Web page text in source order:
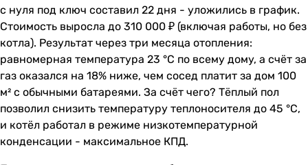
с нуля под ключ составил 22 дня - уложились в график.
Стоимость выросла до 310 000 ₽ (включая работы, но без
котла). Результат через три месяца отопления:
равномерная температура 23 °C по всему дому, а счёт за
газ оказался на 18% ниже, чем сосед платит за дом 100
м² с обычными батареями. За счёт чего? Тёплый пол
позволил снизить температуру теплоносителя до 45 °C,
и котёл работал в режиме низкотемпературной
конденсации - максимальное КПД.